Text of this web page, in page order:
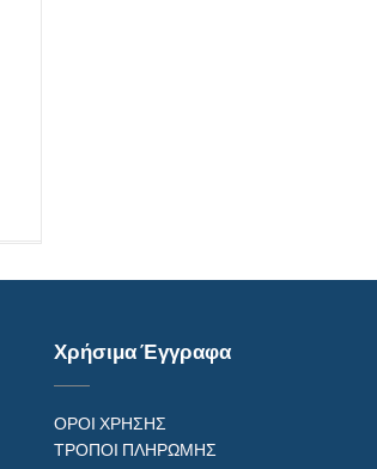
Χρήσιμα Έγγραφα
ΟΡΟΙ ΧΡΗΣΗΣ
ΤΡΟΠΟΙ ΠΛΗΡΩΜΗΣ